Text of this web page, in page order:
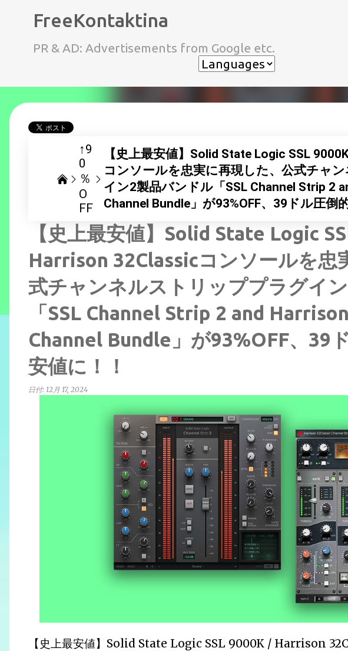
FreeKontaktina
PR & AD: Advertisements from Google etc.
↑9
0
％
O
FF
【史上最安値】Solid State Logic SSL
コンソールを忠実に再現した、公式チャ
イン2製品バンドル「SSL Channel Strip 2
Channel Bundle」が93%OFF、39ドル圧倒
【史上最安値】Solid State Logic
Harrison 32Classicコンソールを忠
式チャンネルストリッププラグイ
「SSL Channel Strip 2 and
Channel Bundle」が93%OFF、39
安値に！！
日付: 12月 17, 2024
【史上最安値】Solid State Logic SSL 9000K / Harrison